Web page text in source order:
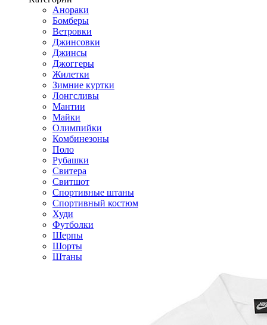
Анораки
Бомберы
Ветровки
Джинсовки
Джинсы
Джоггеры
Жилетки
Зимние куртки
Лонгсливы
Мантии
Майки
Олимпийки
Комбинезоны
Поло
Рубашки
Свитера
Свитшот
Спортивные штаны
Спортивный костюм
Худи
Футболки
Шерпы
Шорты
Штаны